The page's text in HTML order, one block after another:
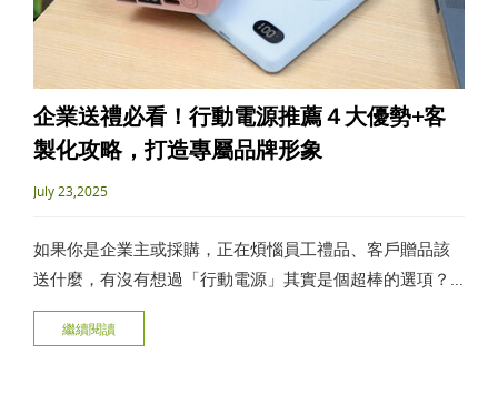
企業送禮必看！行動電源推薦４大優勢+客
製化攻略，打造專屬品牌形象
July 23,2025
如果你是企業主或採購，正在煩惱員工禮品、客戶贈品該
送什麼，有沒有想過「行動電源」其實是個超棒的選項？
這篇文章要帶了解行動電源怎麼選、有哪些行動電源推
薦、值不值得客製化，讓你一次掌握行動電源選購眉角，
繼續閱讀